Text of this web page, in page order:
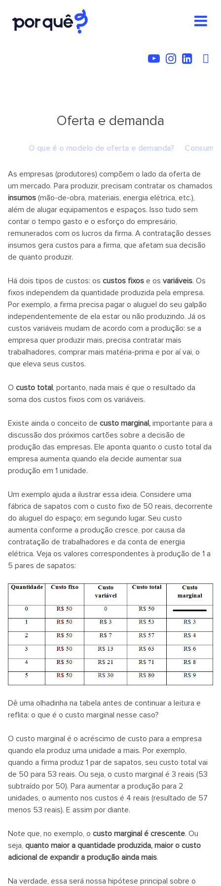
Oferta e demanda
O que é o modelo de oferta e demanda?
As empresas (produtores) compõem o lado da oferta de
um mercado. Para produzir, precisam contratar os chamados
insumos(mão-de-obra, materiais, energia elétrica, etc.),
além de alugar equipamentos e espaços. Isso tudo sem
contar o tempo gasto e o esforço do empresário,
remunerados com os lucros da firma. A contratação desses
insumos gera custos para a firma, que afetam sua decisão
de quanto produzir.
Há dois tipos de custos: oscustos fixos e osvariáveis. Os
fixos independem da quantidade produzida pela empresa.
Por exemplo, a firma precisa pagar o aluguel do seu galpão
independentemente de ela estar ou não produzindo. Já os
custos variáveis mudam de acordo com a produção: se a
empresa quer produzir mais, precisa contratar mais
trabalhadores, comprar mais matéria-prima e por aí vai, o
que eleva seus custos.
Ocusto total, portanto, nada mais é que o resultado da
soma dos custos fixos com os variáveis.
Existe ainda o conceito decusto marginal,importante para a
discussão dos próximos cartões sobre a decisão de
produção das empresas. Ele aponta quanto o custo total da
empresa aumenta quando ela decide aumentar sua
produção em 1 unidade.
Um exemplo ajuda a ilustrar essa ideia. Considere uma
fábrica de sapatos com o custo fixo de 50 reais, decorrente
do aluguel do espaço; em segundo lugar. Seu custo
aumenta conforme a produção cresce, por causa da
contratação de trabalhadores e da conta de energia
elétrica. Veja os valores correspondentes à produção de 1 a
5 pares de sapatos:
Dê uma olhadinha na tabela antes de continuar a leitura e
reflita: o que é o custo marginal nesse caso?
O custo marginal é o acréscimo de custo para a empresa
quando ela produz uma unidade a mais. Por exemplo,
quando a firma produz 1 par de sapatos, seu custo total vai
de 50 para 53 reais. Ou seja, o custo marginal é 3 reais (53
subtraído por 50). Para aumentar a produção para 2
unidades, o aumento nos custos é 4 reais (resultado de 57
menos 53 reais). E assim por diante.
Note que, no exemplo, ocusto marginal é crescente. Ou
seja,quanto maior a quantidade produzida, maior o custo
adicional de expandir a produção ainda mais.
Na verdade, essa será nossa hipótese principal sobre o